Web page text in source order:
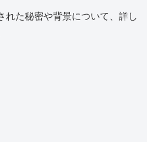
れた秘密や背景について、詳し